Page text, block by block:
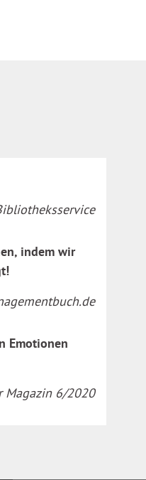
indem wir
Emotionen
Magazin 6/2020